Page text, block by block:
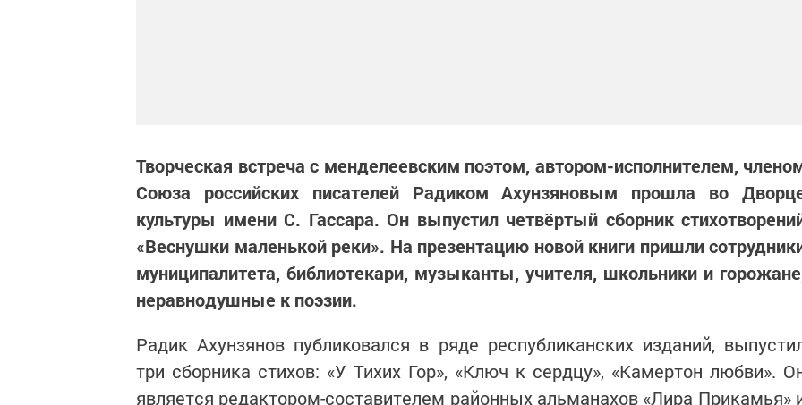
Творческая встреча с менделеевским поэтом, автором-исполнителем,
Союза российских писателей Радиком Ахунзяновым прошла во
культуры имени С. Гассара. Он выпустил четвёртый сборник
«Веснушки маленькой реки». На презентацию новой книги пришли
муниципалитета, библиотекари, музыканты, учителя, школьники и
неравнодушные к поэзии.
Радик Ахунзянов публиковался в ряде республиканских изданий,
три сборника стихов: «У Тихих Гор», «Ключ к сердцу», «Камертон любви».
является редактором-составителем районных альманахов «Лира Прикамья»